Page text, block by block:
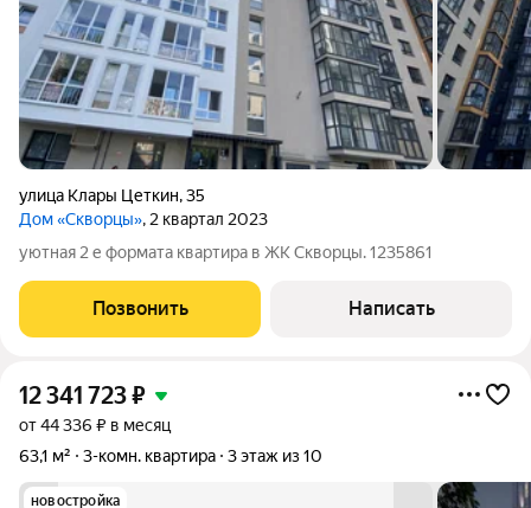
улица Клары Цеткин,35
Дом «Скворцы», 2 квартал 2023
уютная 2 е формата квартира в ЖК Скворцы. 1235861
Позвонить Написать
12 341 723₽
от 44 336 ₽ в месяц
63,1 м²
3-комн. квартира 3 этаж из 10
новостройка